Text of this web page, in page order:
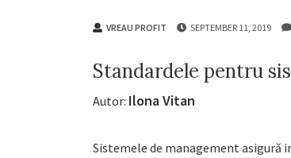
VREAU PROFIT SEPTEMBER 11, 2019
Standardele pentru
Autor: Ilona Vitan
Sistemele de management asigură